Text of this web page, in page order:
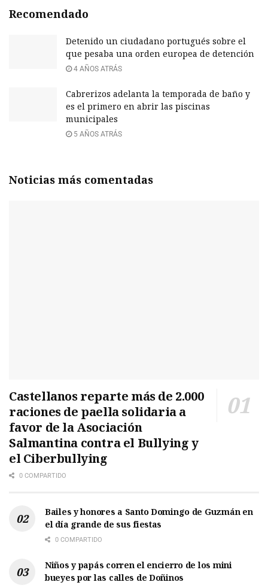
Recomendado
Detenido un ciudadano portugués sobre el
que pesaba una orden europea de detención
4 AÑOS ATRÁS
Cabrerizos adelanta la temporada de baño y
es el primero en abrir las piscinas
municipales
5 AÑOS ATRÁS
Noticias más comentadas
Castellanos reparte más de 2.000
raciones de paella solidaria a
favor de la Asociación
Salmantina contra el Bullying y
el Ciberbullying
0 COMPARTIDO
Bailes y honores a Santo Domingo de Guzmán en
el día grande de sus fiestas
0 COMPARTIDO
Niños y papás corren el encierro de los mini
bueyes por las calles de Doñinos